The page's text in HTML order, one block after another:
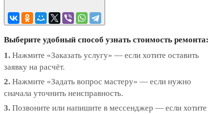
Выберите удобный способ узнать стоимость ремонта:
1. Нажмите «Заказать услугу» — если хотите оставить
заявку на расчёт.
2. Нажмите «Задать вопрос мастеру» — если нужно
сначала уточнить неисправность.
3. Позвоните или напишите в мессенджер — если хотите